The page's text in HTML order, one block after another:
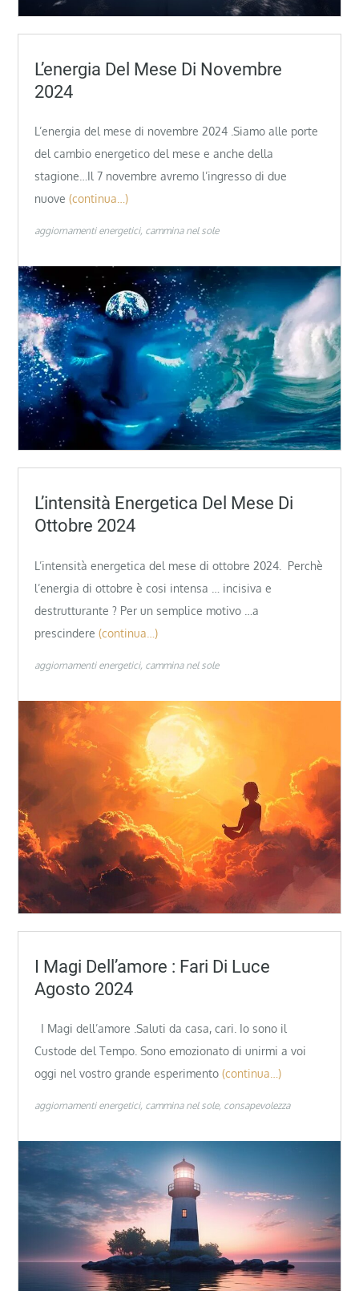
L’energia Del Mese Di Novembre
2024
L’energia del mese di novembre 2024 .Siamo alle porte
del cambio energetico del mese e anche della
stagione…Il 7 novembre avremo l’ingresso di due
nuove (continua…)
aggiornamenti energetici cammina nel sole
L’intensità Energetica Del Mese Di
Ottobre 2024
L’intensità energetica del mese di ottobre 2024. Perchè
l’energia di ottobre è cosi intensa … incisiva e
destrutturante ? Per un semplice motivo …a
prescindere (continua…)
aggiornamenti energetici cammina nel sole
I Magi Dell’amore : Fari Di Luce
Agosto 2024
I Magi dell’amore .Saluti da casa, cari. Io sono il
Custode del Tempo. Sono emozionato di unirmi a voi
oggi nel vostro grande esperimento (continua…)
aggiornamenti energetici cammina nel sole consapevolezza